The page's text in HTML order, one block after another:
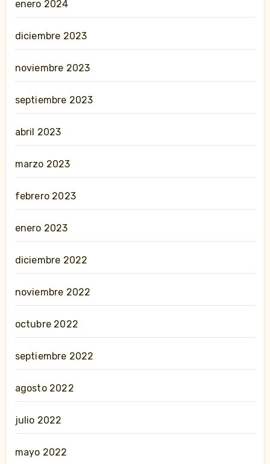
enero 2024
diciembre 2023
noviembre 2023
septiembre 2023
abril 2023
marzo 2023
febrero 2023
enero 2023
diciembre 2022
noviembre 2022
octubre 2022
septiembre 2022
agosto 2022
julio 2022
mayo 2022